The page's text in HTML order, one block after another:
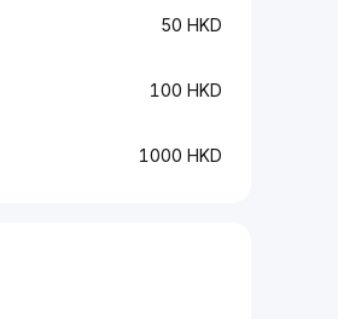
50 HKD
100 HKD
1000 HKD